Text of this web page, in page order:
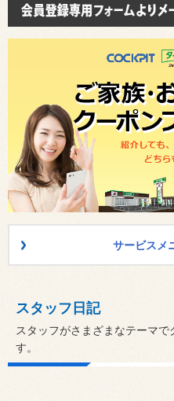
サービスメ
スタッフ日記
スタッフがさまざまなテーマ
す。